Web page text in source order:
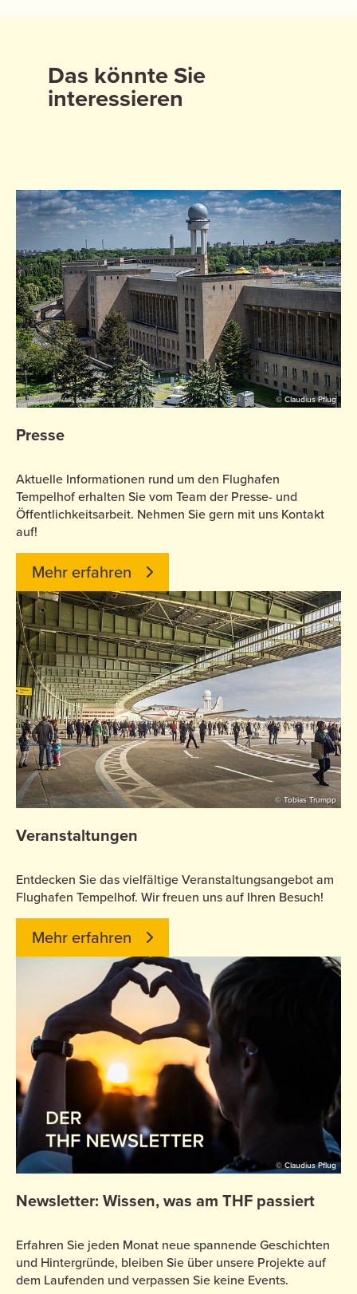
Das könnte Sie
interessieren
© Claudius Pflug
Presse
Aktuelle Informationen rund um den Flughafen
Tempelhof erhalten Sie vom Team der Presse- und
Öffentlichkeitsarbeit. Nehmen Sie gern mit uns Kontakt
auf!
Mehr erfahren
© Tobias Trumpp
Veranstaltungen
Entdecken Sie das vielfältige Veranstaltungsangebot am
Flughafen Tempelhof. Wir freuen uns auf Ihren Besuch!
Mehr erfahren
© Claudius Pflug
Newsletter: Wissen, was am THF passiert
Erfahren Sie jeden Monat neue spannende Geschichten
und Hintergründe, bleiben Sie über unsere Projekte auf
dem Laufenden und verpassen Sie keine Events.